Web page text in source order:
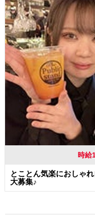
時給
とことん気楽におしゃ
大募集♪